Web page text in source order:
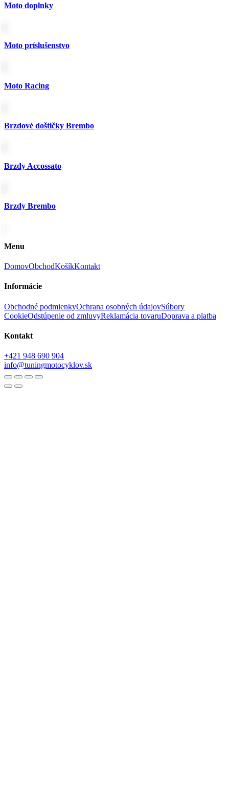
Moto doplnky
Moto príslušenstvo
Moto Racing
Brzdové doštičky Brembo
Brzdy Accossato
Brzdy Brembo
Menu
DomovObchodKošíkKontakt
Informácie
Obchodné podmienkyOchrana osobných údajovSúbory
CookieOdstúpenie od zmluvyReklamácia tovaruDoprava a platba
Kontakt
+421 948 690 904
info@tuningmotocyklov.sk